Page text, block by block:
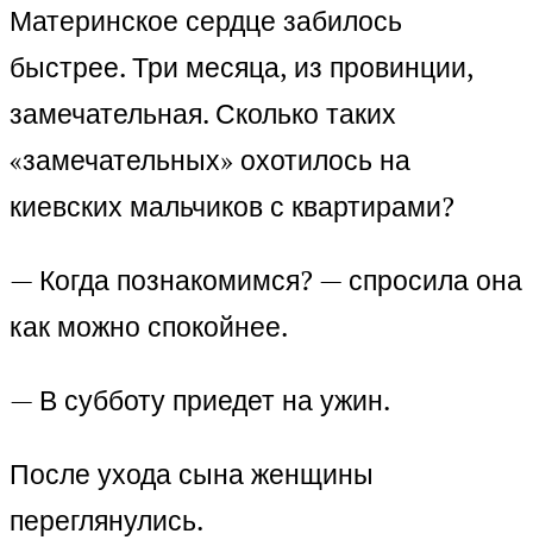
Материнское сердце забилось
быстрее. Три месяца, из провинции,
замечательная. Сколько таких
«замечательных» охотилось на
киевских мальчиков с квартирами?
— Когда познакомимся? — спросила она
как можно спокойнее.
— В субботу приедет на ужин.
После ухода сына женщины
переглянулись.